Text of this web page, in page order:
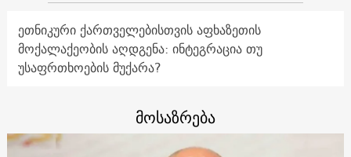
ეთნიკური ქართველებისთვის აფხაზეთის
მოქალაქეობის აღდგენა: ინტეგრაცია თუ
უსაფრთხოების მუქარა?
მოსაზრება